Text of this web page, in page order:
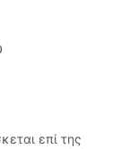
επί της